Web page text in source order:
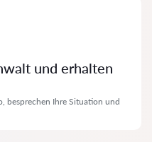
und erhalten
besprechen Ihre Situation und